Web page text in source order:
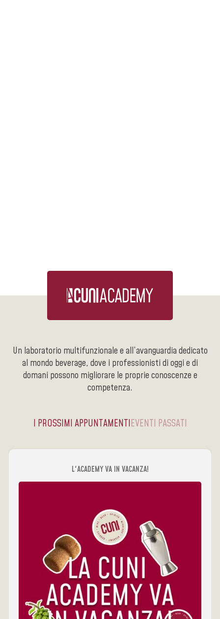
Un laboratorio multifunzionale e all’avanguardia dedicato
al mondo beverage, dove i professionisti di oggi e di
domani possono migliorare le proprie conoscenze e
competenza.
I PROSSIMI APPUNTAMENTIEVENTI PASSATI
L'ACADEMY VA IN VACANZA!